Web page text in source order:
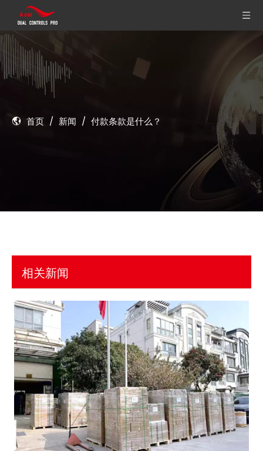
首页 / 新闻 / 付款条款是什么？
相关新闻